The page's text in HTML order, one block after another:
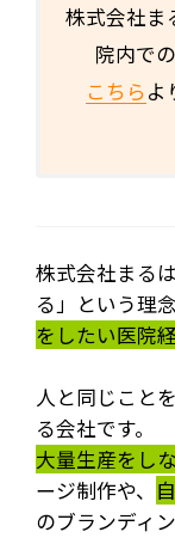
株式会社ま
院内で
こちらよ
株式会社まる
る」という理
をしたい医院
人と同じこと
る会社です。
大量生産をし
ージ制作や、
のブランディ